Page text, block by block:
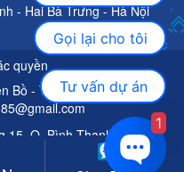
- Hai Bà Trưng - Hà Nội
quyền
Bồ - TP Hà Nội
15, Q. Bình Thạnh, HCM
Gọi lại cho tôi
Tư vấn dự án
1